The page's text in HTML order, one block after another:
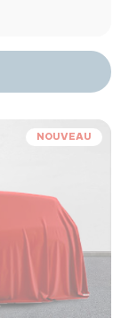
NOUVEAU